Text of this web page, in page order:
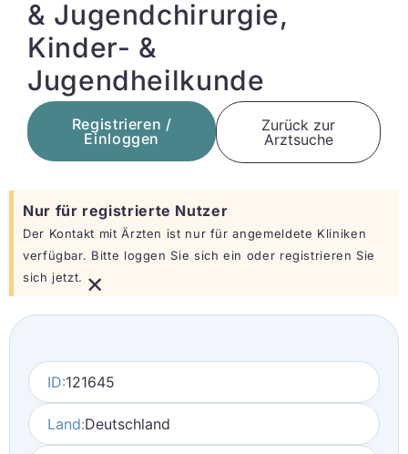
& Jugendchirurgie,
Kinder- &
Jugendheilkunde
Registrieren /
Einloggen
Zurück zur
Arztsuche
Nur für registrierte Nutzer
Der Kontakt mit Ärzten ist nur für angemeldete Kliniken
verfügbar. Bitte loggen Sie sich ein oder registrieren Sie
sich jetzt. ×
ID:121645
Land:Deutschland